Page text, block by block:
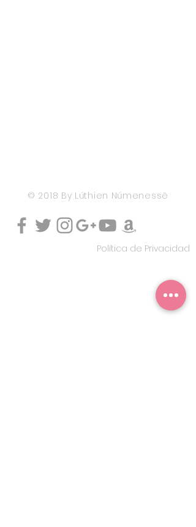
© 2018 By Lúthien Númenessë
​Política de Privacidad